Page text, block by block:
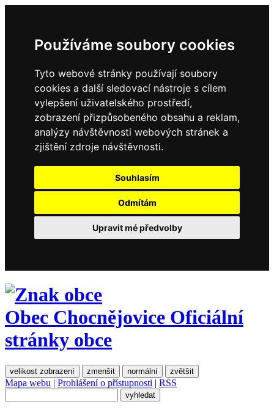
Používáme soubory cookies
Tyto webové stránky používají soubory
cookies a další sledovací nástroje s cílem
vylepšení uživatelského prostředí,
zobrazení přizpůsobeného obsahu a reklam,
analýzy návštěvnosti webových stránek a
zjištění zdroje návštěvnosti.
Souhlasím
Odmítám
Upravit mé předvolby
Obec Chocnějovice Oficiální
stránky obce
velikost zobrazení zmenšit normální zvětšit
Mapa webu | Prohlášení o přístupnosti | RSS